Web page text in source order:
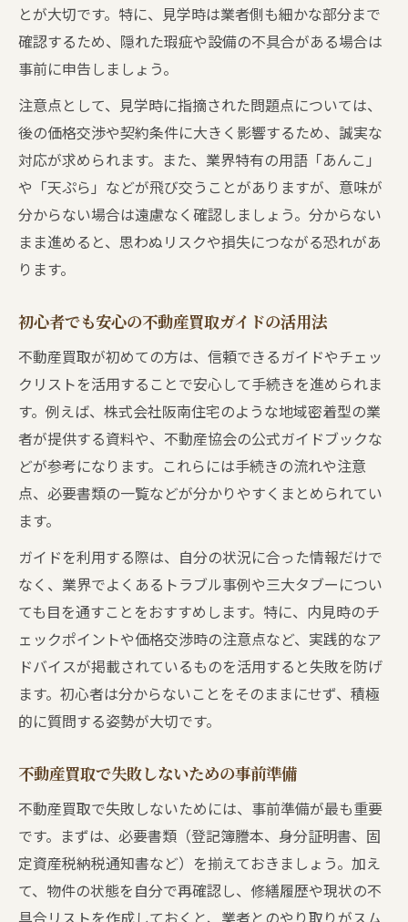
天ぷら契約を避けるための不動産買取対策
三大タブーを避けるための不動産買取の注意点
不動産買取で絶対避けたい三大タブーの実
態
三大タブーに陥らないための不動産買取心
得
不動産買取でトラブル回避する三大タブー
対策
信頼される不動産買取には三大タブーの理
不動産買取現場で三大タブーが起きる背景
チェックリストで安心！見学時の落とし穴と対
不動産買取で役立つ見学時のチェックリス
ト活用法
見落としがちな不動産買取時の落とし穴に
不動産買取の見学でよくある失敗事例と対
策
安全な不動産買取へ導くチェック項目のポ
イント
見学時に不動産買取で重要な確認事項まと
め
信頼される顧客になるための不動産買取実践法
動とは
見学や買取時のマナーが信頼構築に不可欠
な理由
不動産買取で避けるべき顧客のNG行動リス
ト
とが大切です。特に、見学時は業者側も細かな部分まで
確認するため、隠れた瑕疵や設備の不具合がある場合は
事前に申告しましょう。
注意点として、見学時に指摘された問題点については、
後の価格交渉や契約条件に大きく影響するため、誠実な
対応が求められます。また、業界特有の用語「あんこ」
や「天ぷら」などが飛び交うことがありますが、意味が
分からない場合は遠慮なく確認しましょう。分からない
まま進めると、思わぬリスクや損失につながる恐れがあ
ります。
初心者でも安心の不動産買取ガイドの活用法
不動産買取が初めての方は、信頼できるガイドやチェッ
クリストを活用することで安心して手続きを進められま
す。例えば、株式会社阪南住宅のような地域密着型の業
者が提供する資料や、不動産協会の公式ガイドブックな
どが参考になります。これらには手続きの流れや注意
点、必要書類の一覧などが分かりやすくまとめられてい
ます。
ガイドを利用する際は、自分の状況に合った情報だけで
なく、業界でよくあるトラブル事例や三大タブーについ
ても目を通すことをおすすめします。特に、内見時のチ
ェックポイントや価格交渉時の注意点など、実践的なア
ドバイスが掲載されているものを活用すると失敗を防げ
ます。初心者は分からないことをそのままにせず、積極
的に質問する姿勢が大切です。
不動産買取で失敗しないための事前準備
不動産買取で失敗しないためには、事前準備が最も重要
です。まずは、必要書類（登記簿謄本、身分証明書、固
定資産税納税通知書など）を揃えておきましょう。加え
て、物件の状態を自分で再確認し、修繕履歴や現状の不